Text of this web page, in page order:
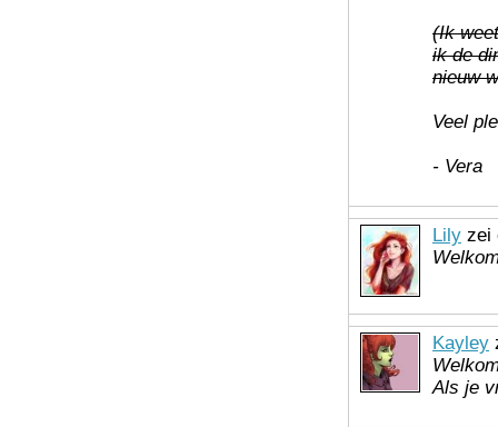
(Ik
ik de
nieuw
Veel
- Vera
Lily zei
Kayley
Als je